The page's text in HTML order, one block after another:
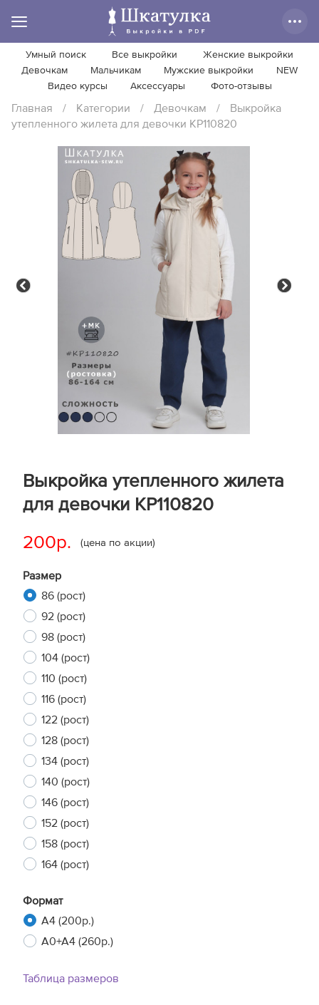
Умный поиск Все выкройки
Женские выкройки
Девочкам
Мальчикам Мужские выкройки
NEW
Видео курсы
Аксессуары Фото-отзывы
Главная / Категории / Девочкам /
Выкройка
утепленного жилета для девочки KP110820
Выкройка утепленного жилета
для девочки KP110820
200р. (цена по акции)
Размер
86 (рост)
92 (рост)
98 (рост)
104 (рост)
110 (рост)
116 (рост)
122 (рост)
128 (рост)
134 (рост)
140 (рост)
146 (рост)
152 (рост)
158 (рост)
164 (рост)
Формат
A4 (200р.)
A0+A4 (260р.)
Таблица размеров